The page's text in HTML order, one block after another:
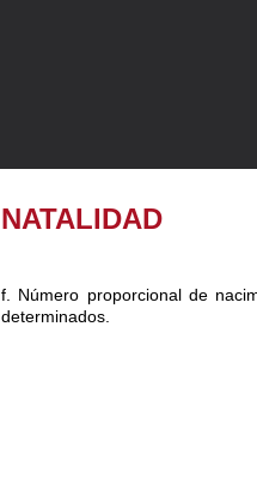
NATALIDAD
f. Número proporcional de
determinados.